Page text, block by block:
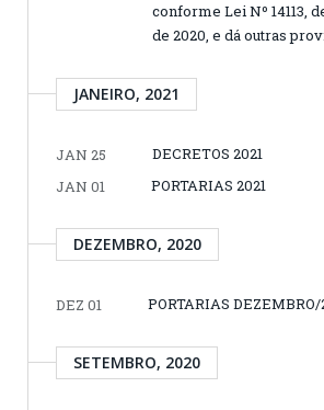
conforme Lei Nº 14113,
de 2020, e dá outras
JANEIRO, 2021
JAN 25
DECRETOS 2021
JAN 01
PORTARIAS 2021
DEZEMBRO, 2020
DEZ 01 PORTARIAS
SETEMBRO, 2020